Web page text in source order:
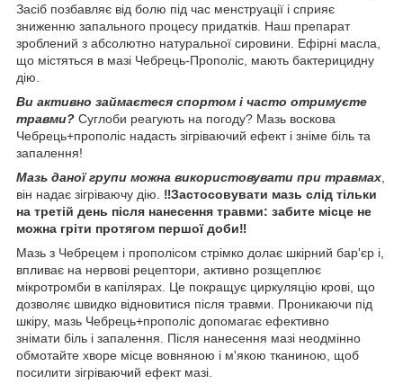
Засіб позбавляє від болю під час менструації і сприяє
зниженню запального процесу придатків. Наш препарат
зроблений з абсолютно натуральної сировини. Ефірні масла,
що містяться в мазі Чебрець-Прополіс, мають бактерицидну
дію.
Ви активно займаєтеся спортом і часто отримуєте
травми? Суглоби реагують на погоду? Мазь воскова
Чебрець+прополіс надасть зігріваючий ефект і зніме біль та
запалення!
Мазь даної групи можна використовувати при травмах
він надає зігріваючу дію. ‼️Застосовувати мазь слід тільки
на третій день після нанесення травми: забите місце не
можна гріти протягом першої доби‼️
Мазь з Чебрецем і прополісом стрімко долає шкірний бар'єр і,
впливає на нервові рецептори, активно розщеплює
мікротромби в капілярах. Це покращує циркуляцію крові, що
дозволяє швидко відновитися після травми. Проникаючи під
шкіру, мазь Чебрець+прополіс допомагає ефективно
знімати біль і запалення. Після нанесення мазі неодмінно
обмотайте хворе місце вовняною і м'якою тканиною, щоб
посилити зігріваючий ефект мазі.